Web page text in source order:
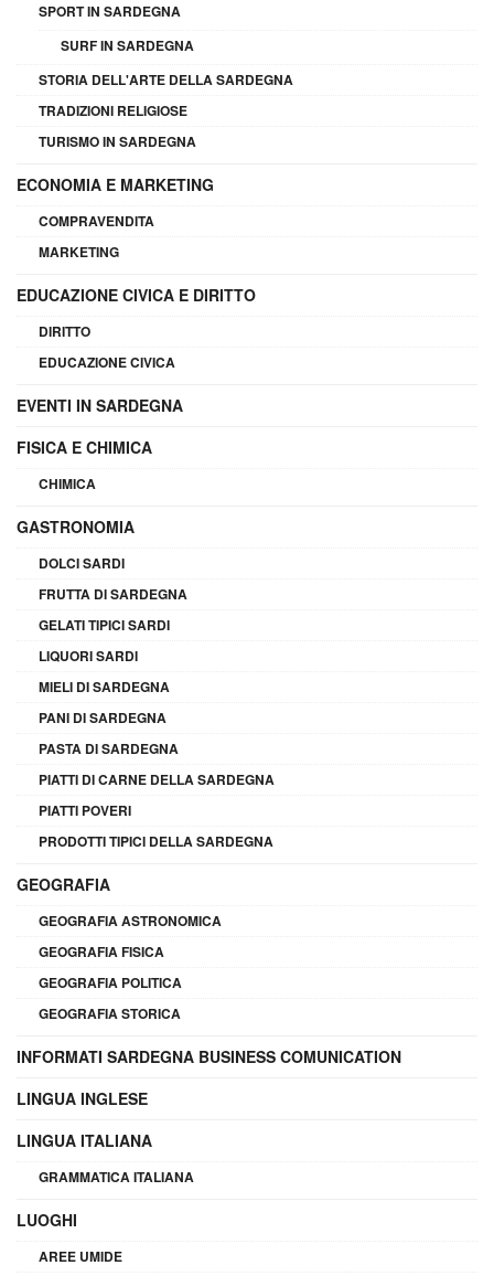
SPORT IN SARDEGNA
SURF IN SARDEGNA
STORIA DELL'ARTE DELLA SARDEGNA
TRADIZIONI RELIGIOSE
TURISMO IN SARDEGNA
ECONOMIA E MARKETING
COMPRAVENDITA
MARKETING
EDUCAZIONE CIVICA E DIRITTO
DIRITTO
EDUCAZIONE CIVICA
EVENTI IN SARDEGNA
FISICA E CHIMICA
CHIMICA
GASTRONOMIA
DOLCI SARDI
FRUTTA DI SARDEGNA
GELATI TIPICI SARDI
LIQUORI SARDI
MIELI DI SARDEGNA
PANI DI SARDEGNA
PASTA DI SARDEGNA
PIATTI DI CARNE DELLA SARDEGNA
PIATTI POVERI
PRODOTTI TIPICI DELLA SARDEGNA
GEOGRAFIA
GEOGRAFIA ASTRONOMICA
GEOGRAFIA FISICA
GEOGRAFIA POLITICA
GEOGRAFIA STORICA
INFORMATI SARDEGNA BUSINESS COMUNICATION
LINGUA INGLESE
LINGUA ITALIANA
GRAMMATICA ITALIANA
LUOGHI
AREE UMIDE